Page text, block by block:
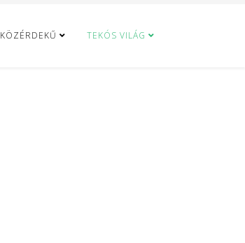
KÖZÉRDEKŰ TEKÓS VILÁG